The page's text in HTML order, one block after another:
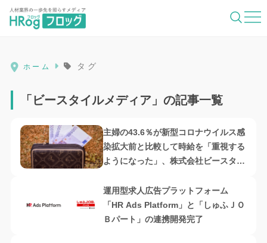
HRog | 人材業界の一歩先を照らすメディ
ホーム タグ
「ビースタイルメディア」の記事一覧
主婦の43.6％が新型コロナウイルス感
染拡大前と比較して時給を「重視する
ようになった」、株式会社ビースタイ
運用型求人広告プラットフォーム
「HR Ads Platform」と「しゅふＪＯ
Ｂパート」の連携開発完了